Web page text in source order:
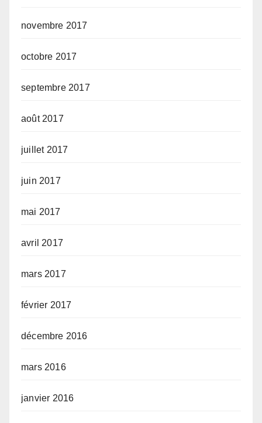
novembre 2017
octobre 2017
septembre 2017
août 2017
juillet 2017
juin 2017
mai 2017
avril 2017
mars 2017
février 2017
décembre 2016
mars 2016
janvier 2016